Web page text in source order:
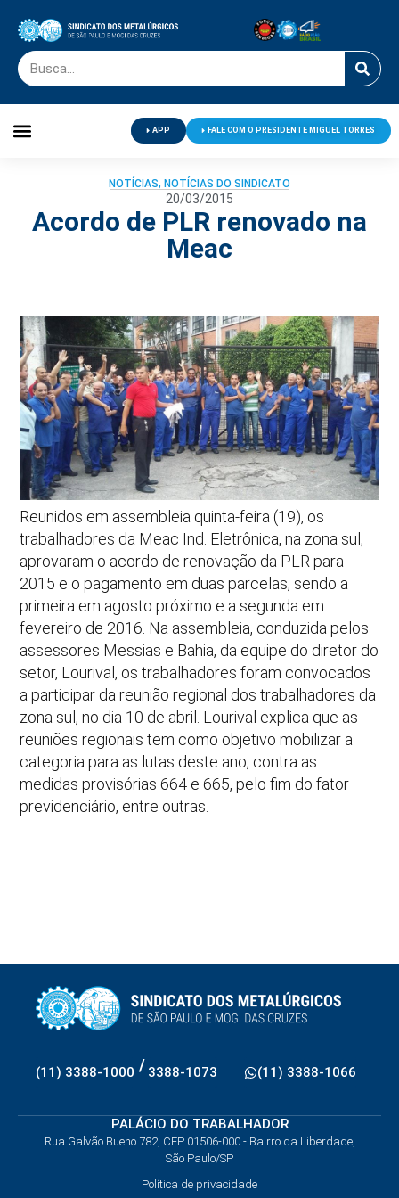
APP FALE COM O PRESIDENTE MIGUEL TORRES
NOTÍCIAS, NOTÍCIAS DO SINDICATO
20/03/2015
Acordo de PLR renovado na
Meac
Reunidos em assembleia quinta-feira (19), os
trabalhadores da Meac Ind. Eletrônica, na zona sul,
aprovaram o acordo de renovação da PLR para
2015 e o pagamento em duas parcelas, sendo a
primeira em agosto próximo e a segunda em
fevereiro de 2016. Na assembleia, conduzida pelos
assessores Messias e Bahia, da equipe do diretor do
setor, Lourival, os trabalhadores foram convocados
a participar da reunião regional dos trabalhadores da
zona sul, no dia 10 de abril. Lourival explica que as
reuniões regionais tem como objetivo mobilizar a
categoria para as lutas deste ano, contra as
medidas provisórias 664 e 665, pelo fim do fator
previdenciário, entre outras.
(11) 3388-1000 / 3388-1073 (11) 3388-1066
PALÁCIO DO TRABALHADOR
Rua Galvão Bueno 782, CEP 01506-000 - Bairro da Liberdade,
São Paulo/SP
Política de privacidade